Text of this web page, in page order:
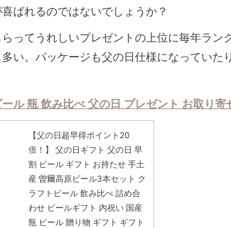
ばれるのではないでしょうか？
ってうれしいプレゼントの上位に毎年ラ
い。パッケージも父の日仕様になっていた
ル 瓶 飲み比べ 父の日 プレゼント お取り寄
【父の日超早得ポイント20
倍！】 父の日ギフト 父の日 早
割 ビール ギフト お持たせ 手土
産 曽爾高原ビール3本セット ク
ラフトビール 飲み比べ 詰め合
わせ ビールギフト 内祝い 国産
瓶 ビール 贈り物 ギフト ギフト